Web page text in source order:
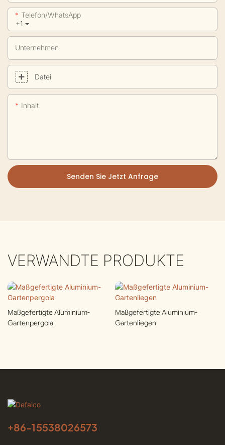
+1
Telefon/WhatsApp
Unternehmen
Datei
Inhalt
Senden Sie Jetzt Anfrage
VERWANDTE PRODUKTE
Maßgefertigte Aluminium-
Gartenpergola
Maßgefertigte Aluminium-
Gartenliegen
+86-15538026573